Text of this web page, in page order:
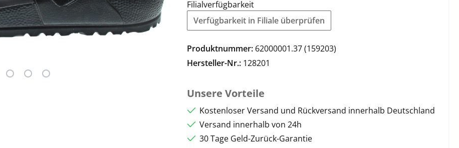
Filialverfügbarkeit
Verfügbarkeit in Filiale überprüfen
Produktnummer: 62000001.37 (159203)
Hersteller-Nr.: 128201
Unsere Vorteile
Kostenloser Versand und Rückversand innerhalb Deutschland
Versand innerhalb von 24h
30 Tage Geld-Zurück-Garantie